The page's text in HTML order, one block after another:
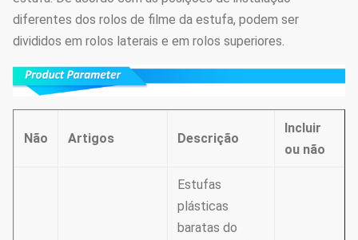
diferentes dos rolos de filme da estufa, podem ser
divididos em rolos laterais e em rolos superiores.
Não Artigos Descrição
Incluir
ou não
Estufas
plásticas
baratas do